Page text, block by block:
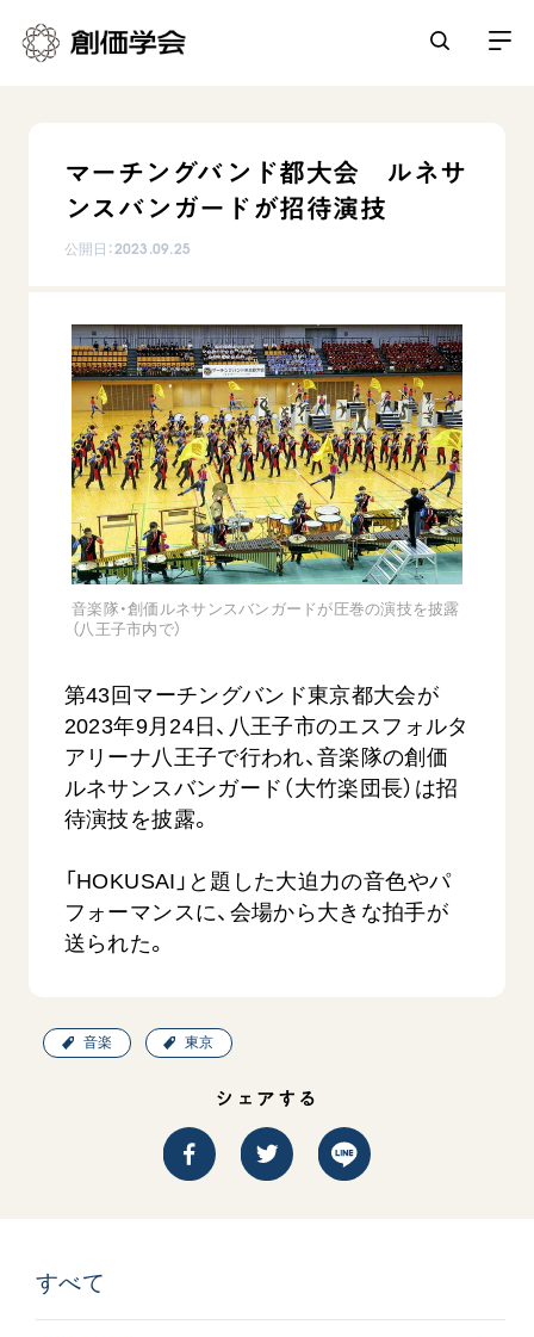
日蓮大聖人の仏法（教学入門）
釈尊～法華経
日蓮大聖人
創価学会の三代会長
初代会長・牧口常三郎先生
第2代会長・戸田城聖先生
第3代会長・池田大作先生
日常の活動
座談会
仏法を学ぶ
仏法を語る
主な行事
年間の活動について
友人葬
「平和の文化」を構築
核兵器の廃絶に向け連帯を拡大
「人権文化」「ジェンダー平等」を促進
「持続可能な開発目標（SDGs）」の取り組み
人道支援
音楽活動
展示活動
教育本部の活動
世界の創価学会
各国ウェブサイト
世界の創価学会の歴史
基本情報
創価学会 会憲
創価学会 会則
創価学会 社会憲章
組織・機構
沿革
略年表
入会について
関連団体
会員サポート
座談会御書ｅ講義
小説『新・人間革命』『人間革命』要旨
関連リンク
創価学会総本部
聖教電子版
聖教ブックストア
soka youth media
SGIピースサイト
ご利用にあたって
SOKA PICKS
【被爆証言】母子で受け継ぐ「ナガサキの
心」 長崎県 吉岡加…
広島県
マーチングバンド都大会 ルネサ
ンスバンガードが招待演技
公開日：2023.09.25
音楽隊・創価ルネサンスバンガードが圧巻の演技を披露
（八王子市内で）
第43回マーチングバンド東京都大会が
2023年9月24日、八王子市のエスフォルタ
アリーナ八王子で行われ、音楽隊の創価
ルネサンスバンガード（大竹楽団長）は招
待演技を披露。
「HOKUSAI」と題した大迫力の音色やパ
フォーマンスに、会場から大きな拍手が
送られた。
音楽 東京
シェアする
すべて